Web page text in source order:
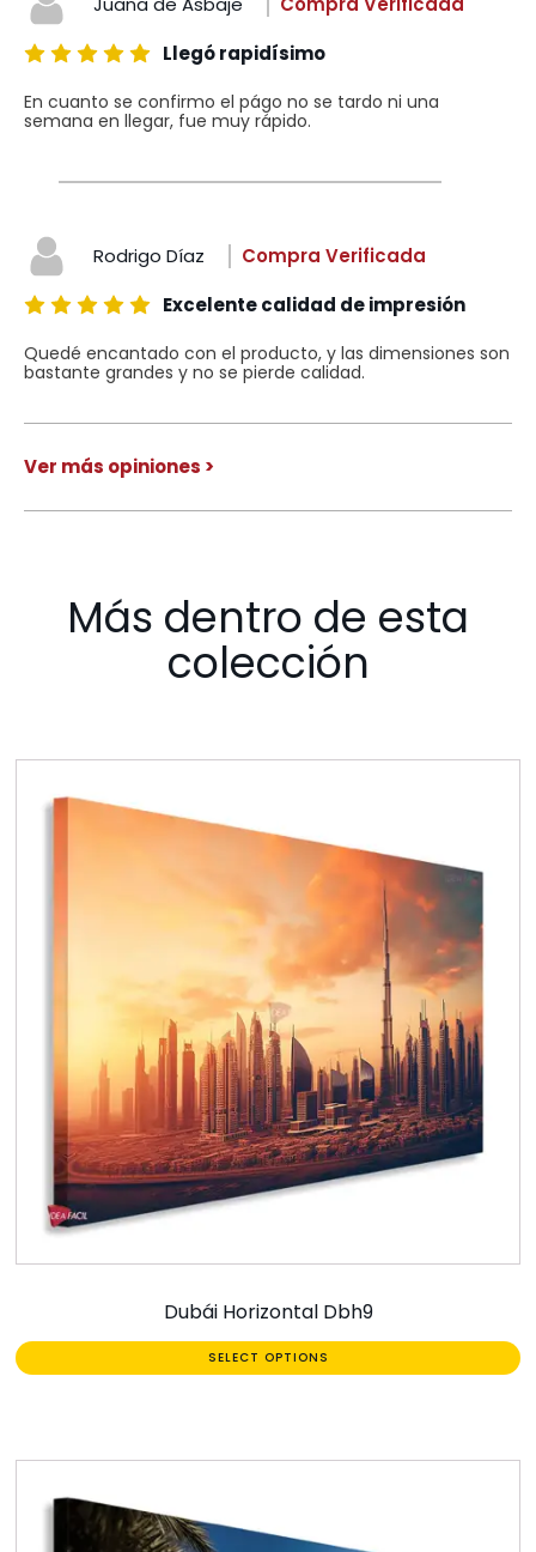
Llegó rapidísimo
En cuanto se confirmo el págo no se tardo ni una
semana en llegar, fue muy rápido.
Rodrigo Díaz
Compra Verificada
Excelente calidad de impresión
Quedé encantado con el producto, y las dimensiones son
bastante grandes y no se pierde calidad.
Ver más opiniones >
Más dentro de esta
colección
Dubái Horizontal Dbh9
SELECT OPTIONS